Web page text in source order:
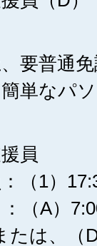
要普通
単なパ
員
（1）
（A）
は、（